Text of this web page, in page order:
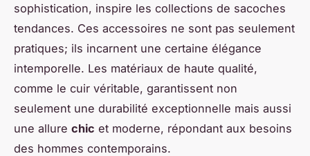
sophistication, inspire les collections de sacoches
tendances. Ces accessoires ne sont pas seulement
pratiques; ils incarnent une certaine élégance
intemporelle. Les matériaux de haute qualité,
comme le cuir véritable, garantissent non
seulement une durabilité exceptionnelle mais aussi
une allure chic et moderne, répondant aux besoins
des hommes contemporains.